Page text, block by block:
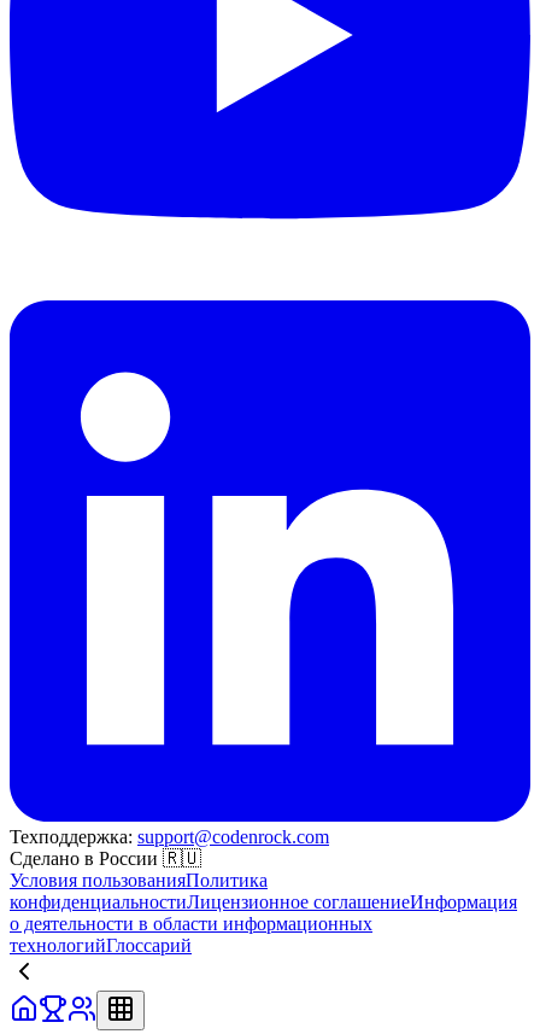
Техподдержка: support@codenrock.com
Сделано в России 🇷🇺
Условия пользованияПолитика
конфиденциальностиЛицензионное соглашениеИнформация
о деятельности в области информационных
технологийГлоссарий